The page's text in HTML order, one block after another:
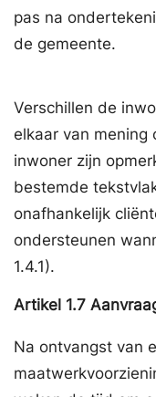
pas na
de gemeente.
Verschillen de
elkaar van mening
inwoner zijn
bestemde
onafhankelijk
ondersteunen
1.4.1).
Artikel 1.7
Na ontvangst van